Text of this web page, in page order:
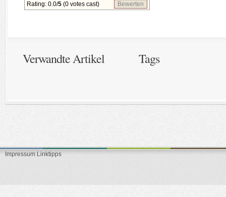
Rating: 0.0/5 (0 votes cast) Bewerten
Verwandte Artikel Tags
Impressum Linktipps